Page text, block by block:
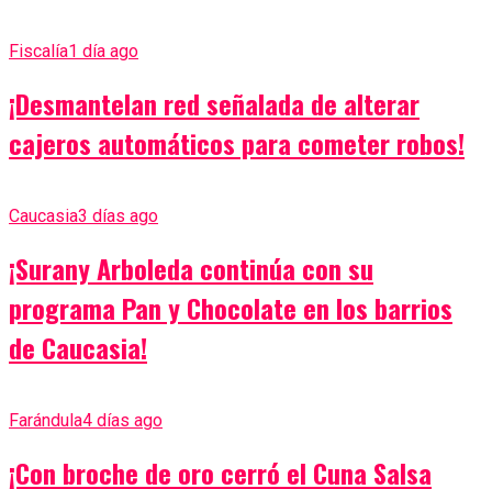
Fiscalía1 día ago
¡Desmantelan red señalada de alterar
cajeros automáticos para cometer robos!
Caucasia3 días ago
¡Surany Arboleda continúa con su
programa Pan y Chocolate en los barrios
de Caucasia!
Farándula4 días ago
¡Con broche de oro cerró el Cuna Salsa